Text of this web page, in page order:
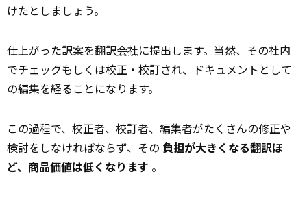
けたとしましょう。
仕上がった訳案を翻訳会社に提出します。当然、その社内
でチェックもしくは校正・校訂され、ドキュメントとして
の編集を経ることになります。
この過程で、校正者、校訂者、編集者がたくさんの修正や
検討をしなければならず、その 負担が大きくなる翻訳ほ
ど、商品価値は低くなります 。